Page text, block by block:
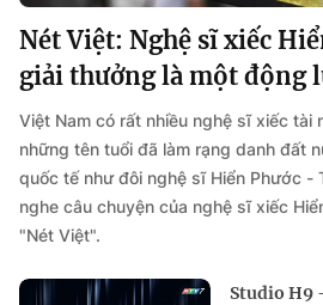
Nét Việt: Nghệ sĩ xiếc
giải thưởng là một động
Việt Nam có rất nhiều nghệ sĩ xiếc tài
những tên tuổi đã làm rạng danh đất
quốc tế như đôi nghệ sĩ Hiển Phước -
nghe câu chuyện của nghệ sĩ xiếc
"Nét Việt".
Studio H9